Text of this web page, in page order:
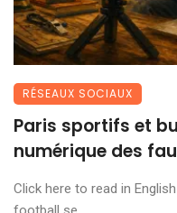
RÉSEAUX SOCIAUX
Paris sportifs et
numérique des
Click here to read in